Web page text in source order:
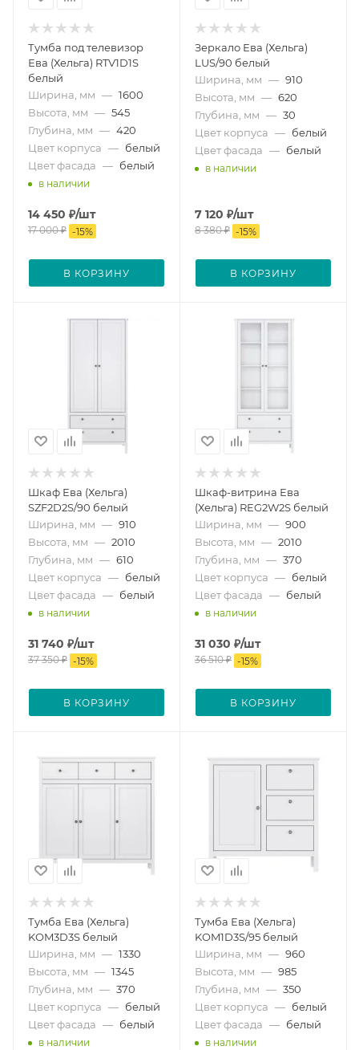
Тумба под телевизор
Ева (Хельга) RTV1D1S
белый
Ширина, мм — 1600
Высота, мм — 545
Глубина, мм — 420
Цвет корпуса — белый
Цвет фасада — белый
в наличии
14 450 ₽/шт
17 000₽ -15%
В КОРЗИНУ
Зеркало Ева (Хельга)
LUS/90 белый
Ширина, мм — 910
Высота, мм — 620
Глубина, мм — 30
Цвет корпуса — белый
Цвет фасада — белый
в наличии
7 120 ₽/шт
8 380₽ -15%
В КОРЗИНУ
Шкаф Ева (Хельга)
SZF2D2S/90 белый
Ширина, мм — 910
Высота, мм — 2010
Глубина, мм — 610
Цвет корпуса — белый
Цвет фасада — белый
в наличии
31 740 ₽/шт
37 350₽ -15%
В КОРЗИНУ
Шкаф-витрина Ева
(Хельга) REG2W2S белый
Ширина, мм — 900
Высота, мм — 2010
Глубина, мм — 370
Цвет корпуса — белый
Цвет фасада — белый
в наличии
31 030 ₽/шт
36 510₽ -15%
В КОРЗИНУ
Тумба Ева (Хельга)
KOM3D3S белый
Ширина, мм — 1330
Высота, мм — 1345
Глубина, мм — 370
Цвет корпуса — белый
Цвет фасада — белый
в наличии
Тумба Ева (Хельга)
KOM1D3S/95 белый
Ширина, мм — 960
Высота, мм — 985
Глубина, мм — 350
Цвет корпуса — белый
Цвет фасада — белый
в наличии